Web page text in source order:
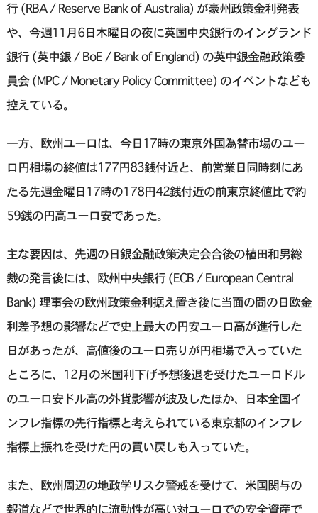
行 (RBA / Reserve Bank of Australia) が豪州政策金利発表
や、今週11月6日木曜日の夜に英国中央銀行のイングランド
銀行 (英中銀 / BoE / Bank of England) の英中銀金融政策委
員会 (MPC / Monetary Policy Committee) のイベントなども
控えている。
一方、欧州ユーロは、今日17時の東京外国為替市場のユー
ロ円相場の終値は177円83銭付近と、前営業日同時刻にあ
たる先週金曜日17時の178円42銭付近の前東京終値比で約
59銭の円高ユーロ安であった。
主な要因は、先週の日銀金融政策決定会合後の植田和男総
裁の発言後には、欧州中央銀行 (ECB / European Central
Bank) 理事会の欧州政策金利据え置き後に当面の間の日欧金
利差予想の影響などで史上最大の円安ユーロ高が進行した
日があったが、高値後のユーロ売りが円相場で入っていた
ところに、12月の米国利下げ予想後退を受けたユーロドル
のユーロ安ドル高の外貨影響が波及したほか、日本全国イ
ンフレ指標の先行指標と考えられている東京都のインフレ
指標上振れを受けた円の買い戻しも入っていた。
また、欧州周辺の地政学リスク警戒を受けて、米国関与の
報道などで世界的に流動性が高い対ユーロでの安全資産で